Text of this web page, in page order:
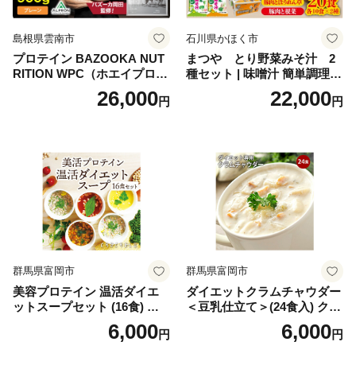
島根県雲南市
プロテイン BAZOOKA NUT
RITION WPC（ホエイプロテ
イン）＜プレーン＞ 900g｜
バズーカ岡田監修・植物由来
ロン [AIEN005]
26,000円
石川県かほく市
まつや とり野菜みそ汁 2
種セット | 味噌汁 簡単調理
お味噌 おみそ みそ とり野菜
時短料理 時短ごはん ご当地
22,000円
群馬県富岡市
美容プロテイン 温活ダイエ
ットスープセット (16食) 小
分け スープ 食べ比べ セット
詰合せ クラムチャウダー チ
6,000円
群馬県富岡市
ダイエットクラムチャウダー
＜豆乳仕立て＞(24食入) クラ
ムチャウダー 豆乳 ダイエッ
ト スープ プロテイン たんぱ
6,000円